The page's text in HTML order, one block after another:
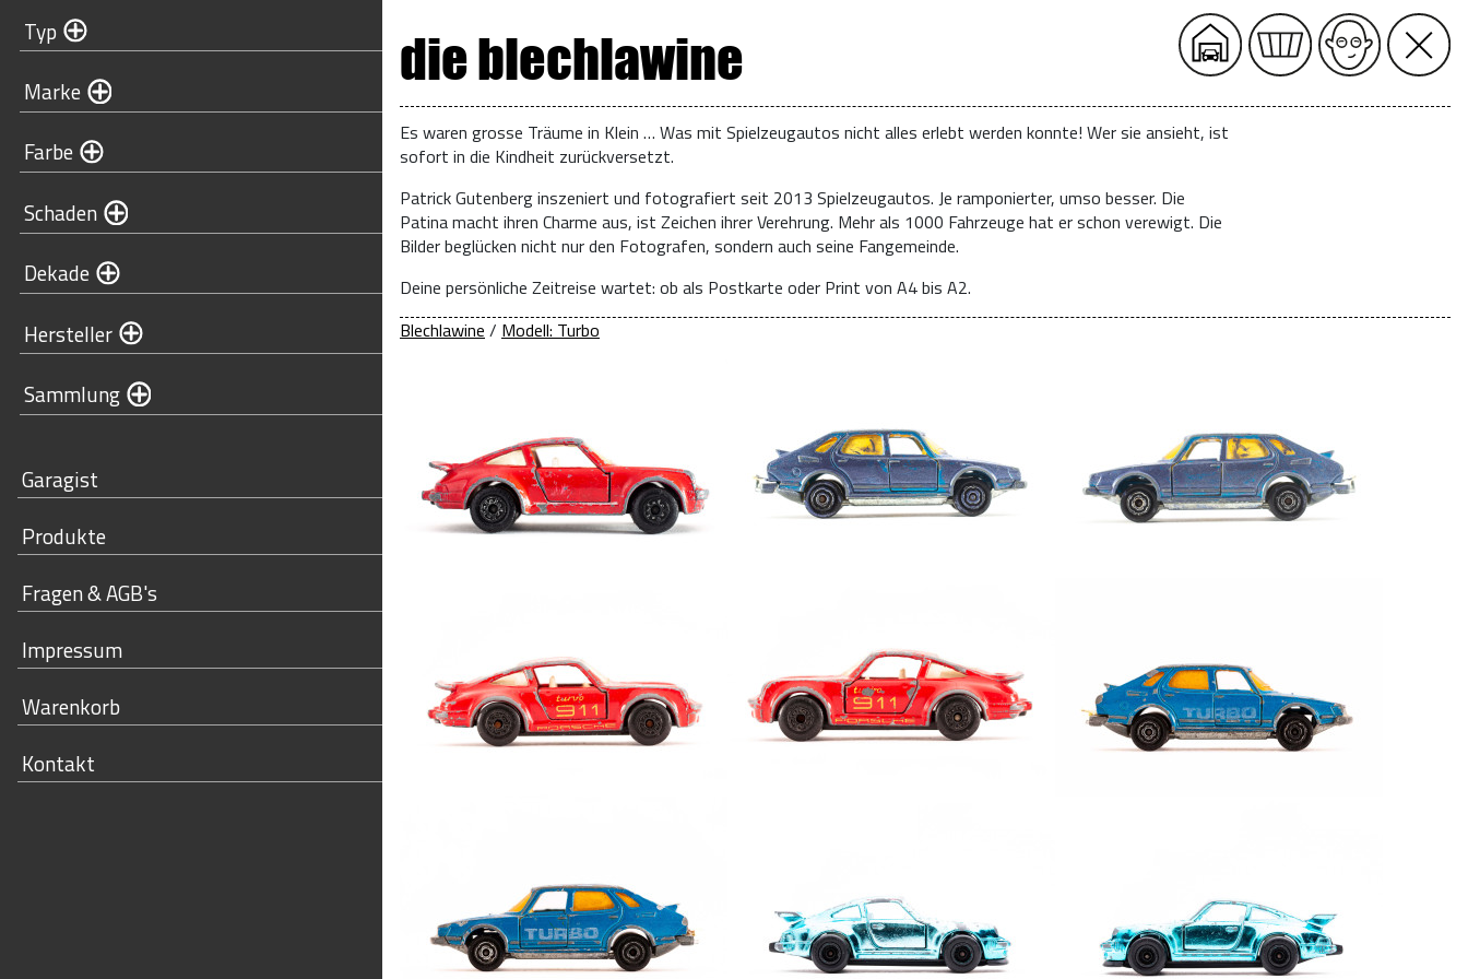
Typ
Marke
Farbe
Schaden
Dekade
Hersteller
Sammlung
Garagist
Produkte
Fragen & AGB's
Impressum
Warenkorb
Kontakt
die blechlawine
Es waren grosse Träume in Klein … Was mit Spielzeugautos nicht alles erlebt werden konnte! Wer sie ansieht, ist
sofort in die Kindheit zurückversetzt.
Patrick Gutenberg inszeniert und fotografiert seit 2013 Spielzeugautos. Je ramponierter, umso besser. Die
Patina macht ihren Charme aus, ist Zeichen ihrer Verehrung. Mehr als 1000 Fahrzeuge hat er schon verewigt. Die
Bilder beglücken nicht nur den Fotografen, sondern auch seine Fangemeinde.
Deine persönliche Zeitreise wartet: ob als Postkarte oder Print von A4 bis A2.
Blechlawine / Modell: Turbo